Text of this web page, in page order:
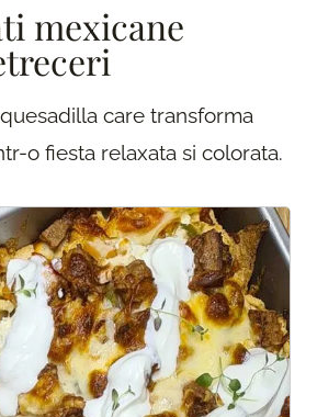
mexicane
care transforma
o fiesta relaxata si colorata.